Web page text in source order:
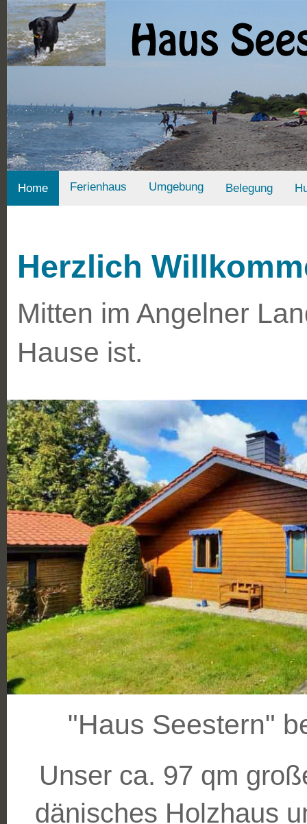
Home Ferienhaus Umgebung Belegung
Herzlich
Mitten im Angelner
Hause ist.
"Haus Seestern"
Unser ca. 97 qm
dänisches Holzhaus